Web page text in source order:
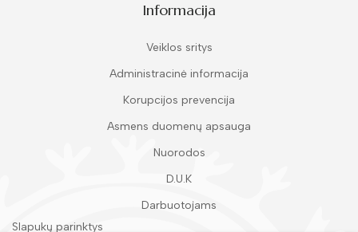
Informacija
Veiklos sritys
Administracinė informacija
Korupcijos prevencija
Asmens duomenų apsauga
Nuorodos
D.U.K
Darbuotojams
Slapukų parinktys